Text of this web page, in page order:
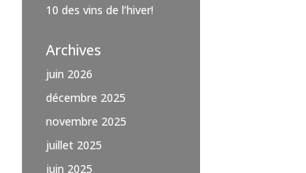
10 des vins de l’hiver!
Archives
juin 2026
décembre 2025
novembre 2025
juillet 2025
juin 2025